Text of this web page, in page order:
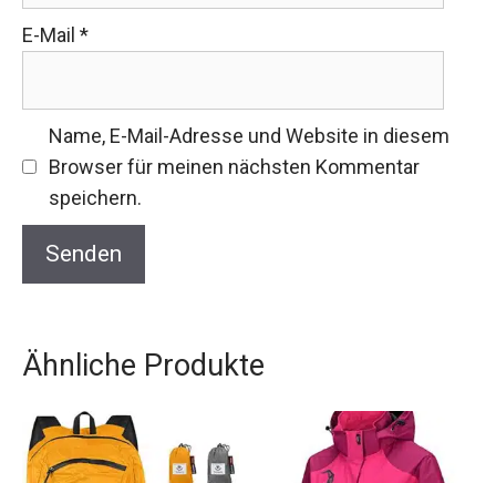
E-Mail *
Name, E-Mail-Adresse und Website in diesem
Browser für meinen nächsten Kommentar
speichern.
Ähnliche Produkte